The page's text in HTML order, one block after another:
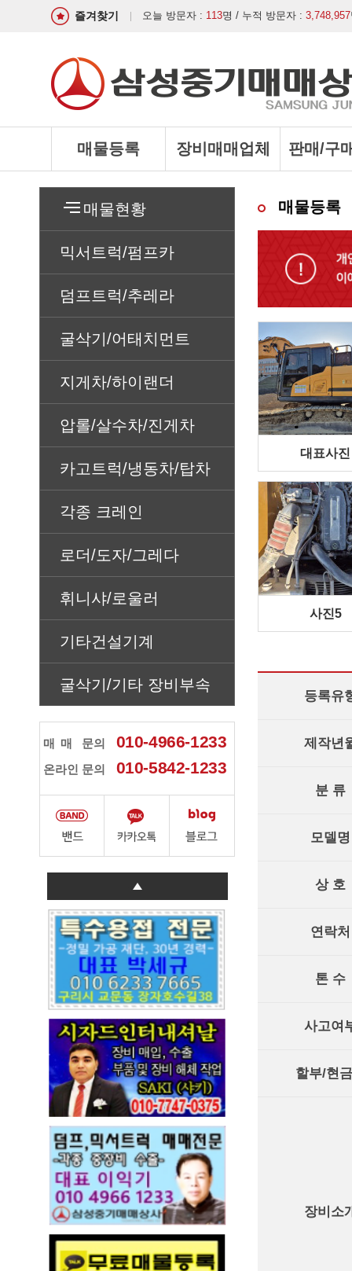
즐겨찾기 오늘 방문자 : 113명 / 누적 방문자 : 3,748,957
매물등록 장비매매업체 판매/구
매물현황
믹서트럭/펌프카
덤프트럭/추레라
굴삭기/어태치먼트
지게차/하이랜더
압롤/살수차/진게차
카고트럭/냉동차/탑차
각종 크레인
로더/도자/그레다
휘니샤/로울러
기타건설기계
굴삭기/기타 장비부속
매매 문의 010-4966-1233
온라인 문의 010-5842-1233
매물등록
대표사진
사진5
등록유
제작년
분 류
모델명
상 호
연락처
톤 수
사고여
할부/현
장비소